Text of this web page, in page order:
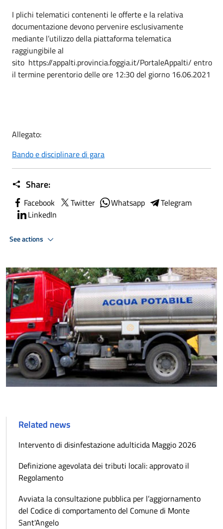
I plichi telematici contenenti le offerte e la relativa
documentazione devono pervenire esclusivamente
mediante l’utilizzo della piattaforma telematica
raggiungibile al
sito https://appalti.provincia.foggia.it/PortaleAppalti/ entro
il termine perentorio delle ore 12:30 del giorno 16.06.2021
Allegato:
Bando e disciplinare di gara
Share:
Facebook Twitter Whatsapp
Telegram
LinkedIn
See actions
Related news
Intervento di disinfestazione adulticida Maggio 2026
Definizione agevolata dei tributi locali: approvato il
Regolamento
Avviata la consultazione pubblica per l’aggiornamento
del Codice di comportamento del Comune di Monte
Sant'Angelo